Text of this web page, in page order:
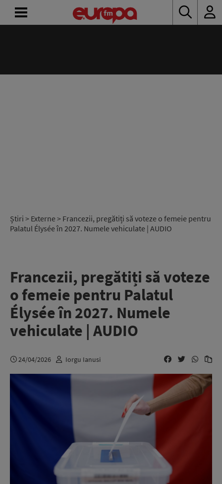
Știri > Externe> Francezii, pregătiți să voteze o femeie pentru
Palatul Élysée în 2027. Numele vehiculate | AUDIO
Francezii, pregătiți să voteze
o femeie pentru Palatul
Élysée în 2027. Numele
vehiculate | AUDIO
24/04/2026 Iorgu Ianusi